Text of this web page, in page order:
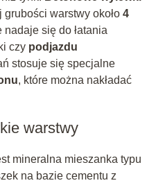
warstwy około 4
się do łatania
czy podjazdu
stosuje się specjalne
, które można nakładać
warstwy
mineralna mieszanka typu
na bazie cementu z